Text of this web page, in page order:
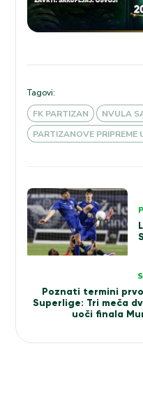
Tagovi:
FK PARTIZAN
NVULA
PARTIZANOVE PRIPREME
Kretanje
članka
Poznati termini
Superlige: Tri meča
uoči finala